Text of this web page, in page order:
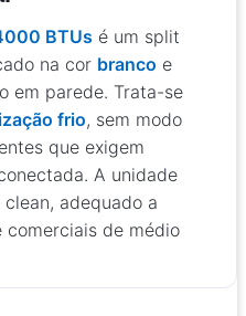
BTUs é um split
na cor branco e
em parede. Trata-se
frio, sem modo
que exigem
A unidade
adequado a
comerciais de médio